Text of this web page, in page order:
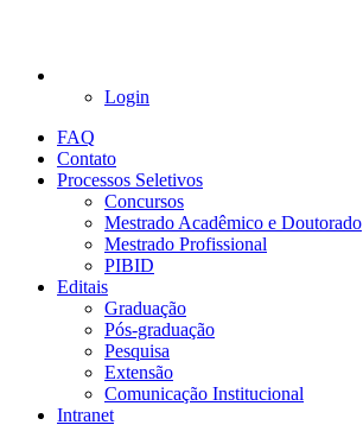
Login
FAQ
Contato
Processos Seletivos
Concursos
Mestrado Acadêmico e Doutorado
Mestrado Profissional
PIBID
Editais
Graduação
Pós-graduação
Pesquisa
Extensão
Comunicação Institucional
Intranet